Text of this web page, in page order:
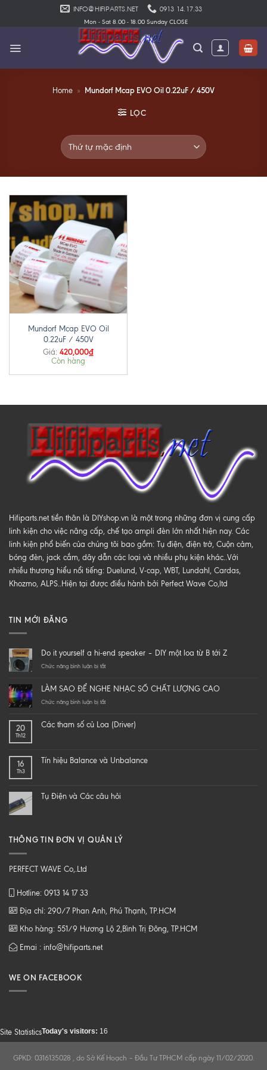
INFO@HIFIPARTS.NET 0913 14.17.33
Mon - Sat 8.00 - 18.00 Sunday CLOSE
Home » Mundorf Mcap EVO Oil 0.22uF / 450V
LỌC
Mundorf Mcap EVO Oil
0.22uF / 450V
Giá: 420,000₫
Còn hàng
Hifiparts.net tiền thân là DIYshop.vn là một trong những đơn vị cung cấp
linh kiện cho việc nâng cấp, chế tạo ampli đèn lớn nhất hiện nay. Các
linh kiện phổ biến của chúng tôi bao gồm: Tụ điện, điện trở, Cuộn cảm,
bóng đèn, jack cắm, dây dẫn các loại và nhiều phụ kiện khác..Với
nhiều thương hiểu nổi tiếng: Duelund, V-cap, WBT, Lundahl, Cardas,
Khozmo, ALPS..Hiện tại được điều hành bởi Perfect Wave Co,ltd
TIN MỚI ĐĂNG
Do it yourself a hi-end speaker – DIY một loa từ B tới Z
Chức năng bình luận bị tắtở
yourself
a
speaker
loa
Z
LÀM SAO ĐỂ NGHE NHẠC SỐ CHẤT LƯỢNG CAO
Chức năng bình luận bị tắtở
ĐỂ
CHẤT
20
Th12
Các tham số củ Loa (Driver)
16
Th3
Tín hiệu Balance và Unbalance
Tụ Điện và Các câu hỏi
THÔNG TIN ĐƠN VỊ QUẢN LÝ
PERFECT WAVE Co,.Ltd
Hotline: 0913 14 17 33
Địa chỉ: 290/7 Phan Anh, Phú Thạnh, TP.HCM
Kho hàng: 551/9 Hương Lộ 2,Bình Trị Đông, TP.HCM
Emai : info@hifiparts.net
WE ON FACEBOOK
Site StatisticsToday's visitors: 16
GPKD: 0316135028 , do Sở Kế Hoạch – Đầu Tư TPHCM cấp ngày 11/02/2020.